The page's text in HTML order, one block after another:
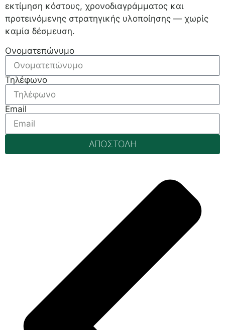
εκτίμηση κόστους, χρονοδιαγράμματος και
προτεινόμενης στρατηγικής υλοποίησης — χωρίς
καμία δέσμευση.
Ονοματεπώνυμο
Τηλέφωνο
Email
ΑΠΟΣΤΟΛΗ